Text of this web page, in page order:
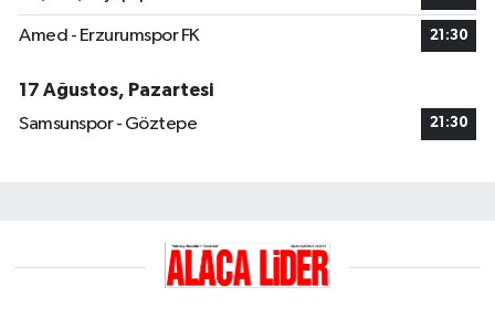
Amed - Erzurumspor FK 21:30
17 Ağustos, Pazartesi
Samsunspor - Göztepe
21:30